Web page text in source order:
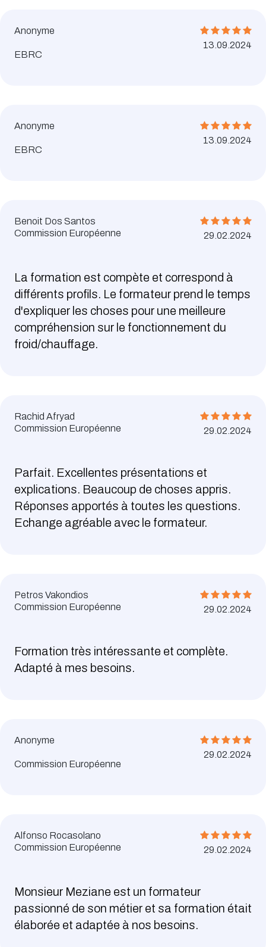
Anonyme
EBRC
13.09.2024
Anonyme
EBRC
13.09.2024
Benoit Dos Santos
Commission Européenne
29.02.2024
La formation est compète et correspond à
différents profils. Le formateur prend le temps
d'expliquer les choses pour une meilleure
compréhension sur le fonctionnement du
froid/chauffage.
Rachid Afryad
Commission Européenne
29.02.2024
Parfait. Excellentes présentations et
explications. Beaucoup de choses appris.
Réponses apportés à toutes les questions.
Echange agréable avec le formateur.
Petros Vakondios
Commission Européenne
29.02.2024
Formation très intéressante et complète.
Adapté à mes besoins.
Anonyme
Commission Européenne
29.02.2024
Alfonso Rocasolano
Commission Européenne
29.02.2024
Monsieur Meziane est un formateur
passionné de son métier et sa formation était
élaborée et adaptée à nos besoins.